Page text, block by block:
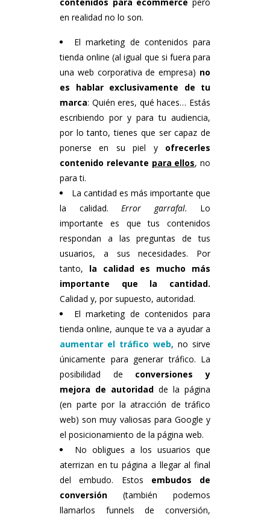
en realidad no lo son.
El marketing de contenidos para
tienda online (al igual que si fuera para
una web corporativa de empresa) no
es hablar exclusivamente de tu
marca: Quién eres, qué haces… Estás
escribiendo por y para tu audiencia,
por lo tanto, tienes que ser capaz de
ponerse en su piel y ofrecerles
contenido relevante para ellos, no
para ti.
La cantidad es más importante que
la calidad. Error garrafal. Lo
importante es que tus contenidos
respondan a las preguntas de tus
usuarios, a sus necesidades. Por
tanto, la calidad es mucho más
importante que la cantidad.
Calidad y, por supuesto, autoridad.
El marketing de contenidos para
tienda online, aunque te va a ayudar a
aumentar el tráfico web, no sirve
únicamente para generar tráfico. La
posibilidad de conversiones y
mejora de autoridad de la página
(en parte por la atracción de tráfico
web) son muy valiosas para Google y
el posicionamiento de la página web.
No obligues a los usuarios que
aterrizan en tu página a llegar al final
del embudo. Estos embudos de
conversión (también podemos
llamarlos funnels de conversión,